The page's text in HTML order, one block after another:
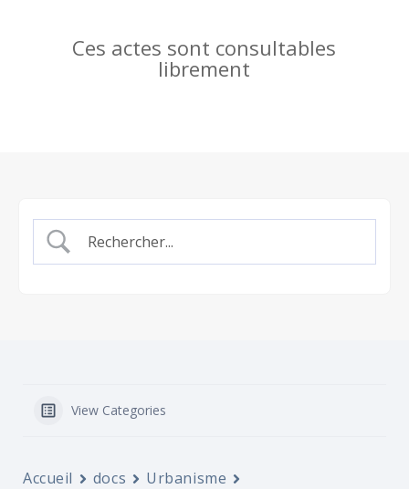
Ces actes sont consultables
librement
View Categories
Accueil docs
Urbanisme